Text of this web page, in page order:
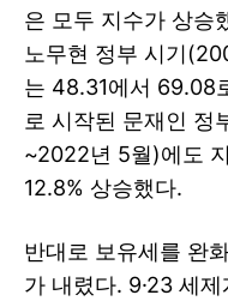
은 모두 지수가 상승
노무현 정부 시기
는 48.31에서 69.08
로 시작된 문재인 정
~2022년 5월)에도
12.8% 상승했다.
반대로 보유세를 완
가 내렸다. 9·23 세